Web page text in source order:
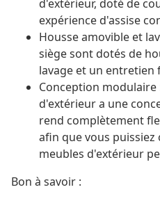
d'extérieur, doté de
expérience d'assise
Housse amovible et
siège sont dotés de
lavage et un entretien
Conception modulaire
d'extérieur a une
rend complètement
afin que vous
meubles d'extérieur
Bon à savoir :